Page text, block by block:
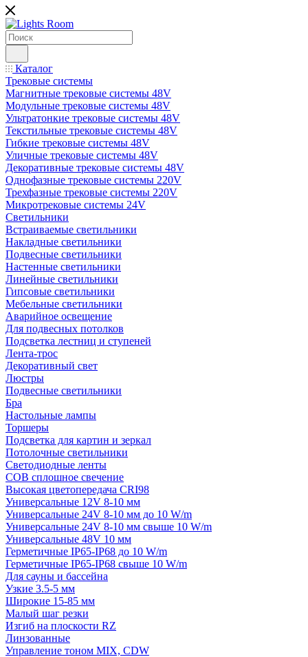
Каталог
Трековые системы
Магнитные трековые системы 48V
Модульные трековые системы 48V
Ультратонкие трековые системы 48V
Текстильные трековые системы 48V
Гибкие трековые системы 48V
Уличные трековые системы 48V
Декоративные трековые системы 48V
Однофазные трековые системы 220V
Трехфазные трековые системы 220V
Микротрековые системы 24V
Светильники
Встраиваемые светильники
Накладные светильники
Подвесные светильники
Настенные светильники
Линейные светильники
Гипсовые светильники
Мебельные светильники
Аварийное освещение
Для подвесных потолков
Подсветка лестниц и ступеней
Лента-трос
Декоративный свет
Люстры
Подвесные светильники
Бра
Настольные лампы
Торшеры
Подсветка для картин и зеркал
Потолочные светильники
Светодиодные ленты
COB сплошное свечение
Высокая цветопередача CRI98
Универсальные 12V 8-10 мм
Универсальные 24V 8-10 мм до 10 W/m
Универсальные 24V 8-10 мм свыше 10 W/m
Универсальные 48V 10 мм
Герметичные IP65-IP68 до 10 W/m
Герметичные IP65-IP68 свыше 10 W/m
Для сауны и бассейна
Узкие 3.5-5 мм
Широкие 15-85 мм
Малый шаг резки
Изгиб на плоскости RZ
Линзованные
Управление тоном MIX, CDW